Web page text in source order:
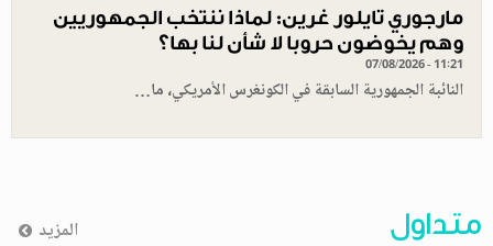
مارجوري تايلور غرين: لماذا ننتخب الجمهوريين
وهم يخوضون حروبا لا شأن لنا بها؟
07/08/2026 - 11:21
النائبة الجمهورية السابقة في الكونغرس الأمريكي، ما…
متداول المزيد